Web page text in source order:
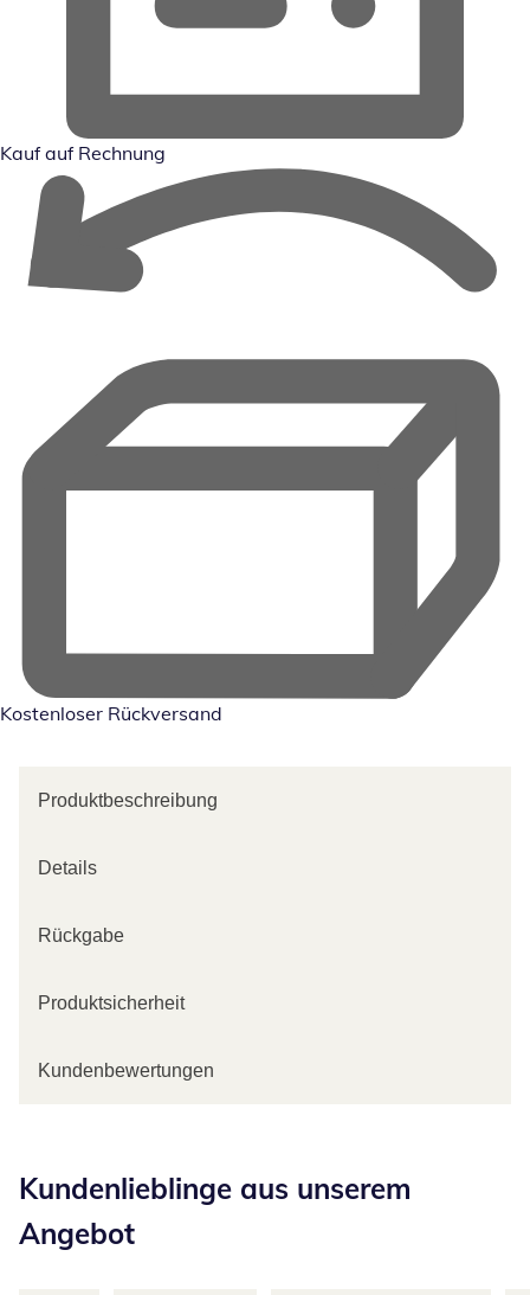
Kauf auf Rechnung
Kostenloser Rückversand
Produktbeschreibung
Details
Rückgabe
Produktsicherheit
Kundenbewertungen
Kundenlieblinge aus unserem
Angebot